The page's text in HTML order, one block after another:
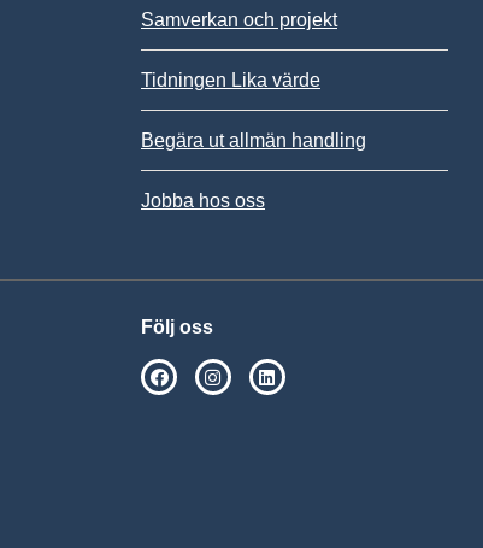
Samverkan och projekt
Tidningen Lika värde
Begära ut allmän handling
Jobba hos oss
Följ oss
SPSM på Facebook
SPSM på Instagram